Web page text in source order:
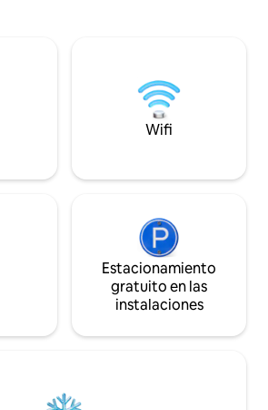
casa de dos
ser renovada. Hay
baños, sala de
y un pequeño
muchas iglesias,
a los
de la ciudad y
un agradable
sus
de Sant 'Alessio que
baño de vapor y una
puerta principal
sumergirte en el
centro de la
Wifi
Estacionamiento
gratuito en las
instalaciones